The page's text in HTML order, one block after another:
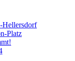
Hellersdorf
Platz